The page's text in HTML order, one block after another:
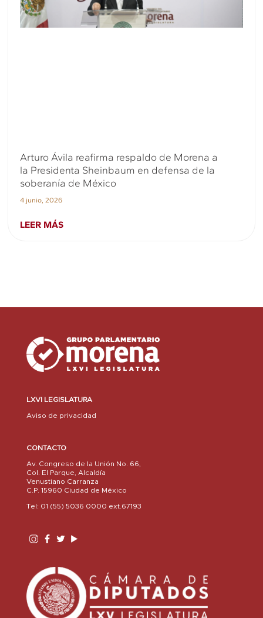
Arturo Ávila reafirma respaldo de Morena a
la Presidenta Sheinbaum en defensa de la
soberanía de México
4 junio, 2026
LEER MÁS
LXVI LEGISLATURA
Aviso de privacidad
CONTACTO
Av. Congreso de la Unión No. 66,
Col. El Parque, Alcaldía
Venustiano Carranza
C.P. 15960 Ciudad de México
Tel: 01 (55) 5036 0000 ext.67193